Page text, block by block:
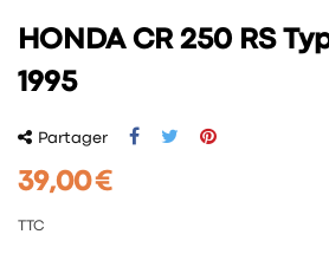
HONDA CR 250 RS
1995
Partager
39,00 €
TTC